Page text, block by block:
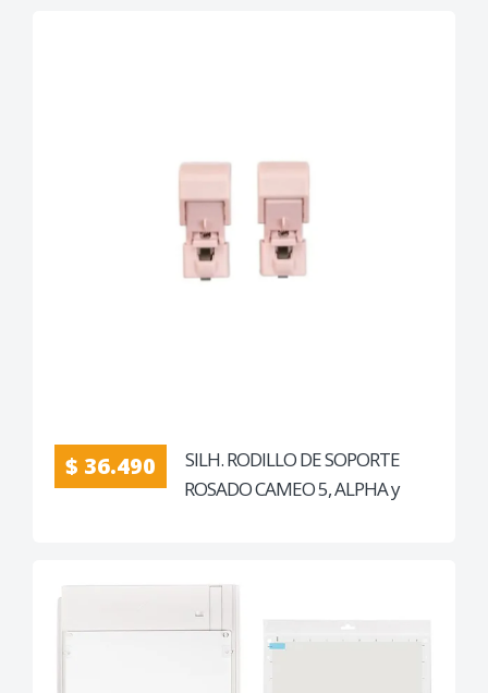
$ 36.490
SILH. RODILLO DE SOPORTE
ROSADO CAMEO 5, ALPHA y